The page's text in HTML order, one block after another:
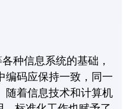
种信息系统的基础，
编码应保持一致，同一
随着信息技术和计算机